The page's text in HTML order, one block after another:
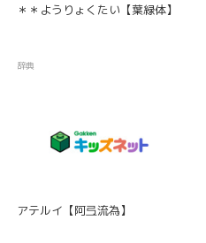
＊＊ようりょくたい【葉緑体】
辞典
アテルイ【阿弖流為】